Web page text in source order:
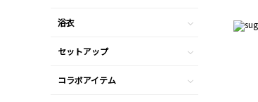
浴衣
セットアップ
コラボアイテム